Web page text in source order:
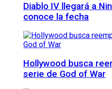
Diablo IV llegará a
conoce la fecha
Hollywood busca
serie de God of War